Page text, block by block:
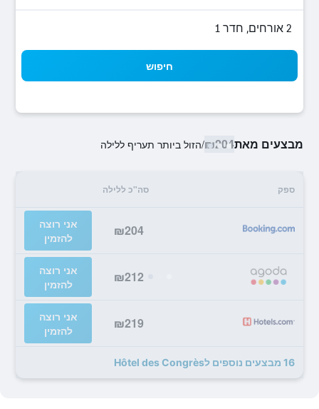
2 אורחים, חדר 1
חיפוש
מבצעים מאת₪204
/הזול ביותר תעריף ללילה
ספק סה"כ ללילה
₪204
אני רוצה
להזמין
₪212
אני רוצה
להזמין
₪219
אני רוצה
להזמין
16 מבצעים נוספים לHôtel des Congrès